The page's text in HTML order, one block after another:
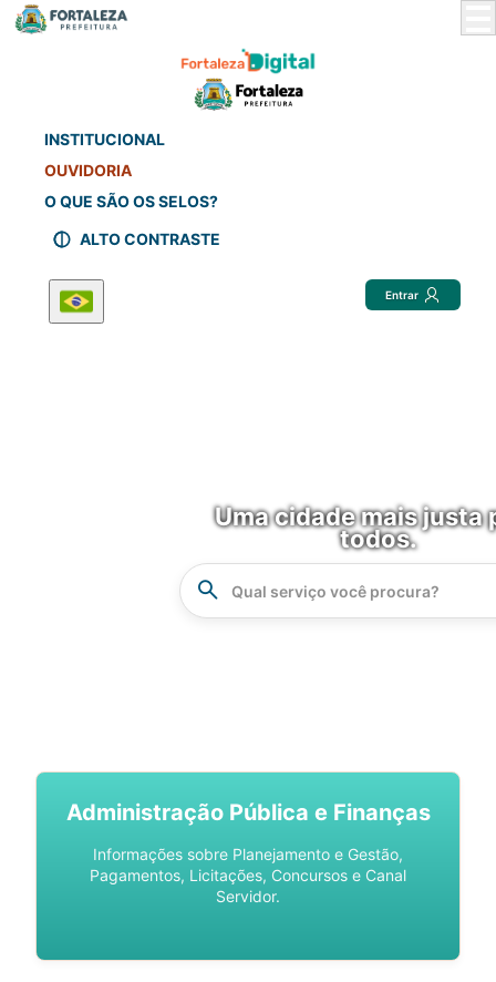
INSTITUCIONAL
OUVIDORIA
O QUE SÃO OS SELOS?
ALTO CONTRASTE
Entrar
Uma cidade mais justa
todos.
Administração Pública e Finanças
Informações sobre Planejamento e Gestão,
Pagamentos, Licitações, Concursos e Canal
Servidor.